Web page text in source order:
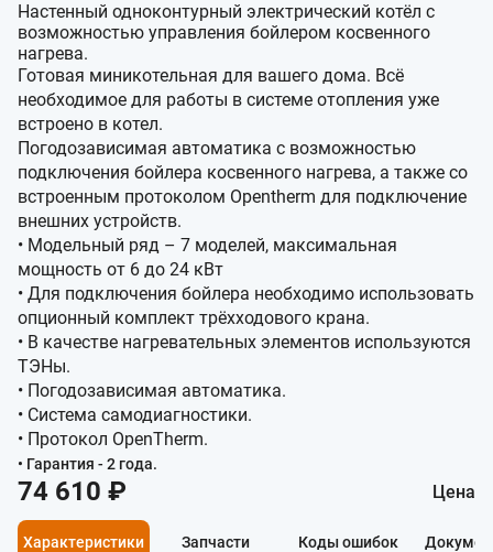
Настенный одноконтурный электрический котёл с
возможностью управления бойлером косвенного
нагрева.
Готовая миникотельная для вашего дома. Всё
необходимое для работы в системе отопления уже
встроено в котел.
Погодозависимая автоматика с возможностью
подключения бойлера косвенного нагрева, а также со
встроенным протоколом Opentherm для подключение
внешних устройств.
• Модельный ряд – 7 моделей, максимальная
мощность от 6 до 24 кВт
• Для подключения бойлера необходимо использовать
опционный комплект трёхходового крана.
• В качестве нагревательных элементов используются
ТЭНы.
• Погодозависимая автоматика.
• Система самодиагностики.
• Протокол OpenTherm.
• Гарантия - 2 года.
74 610 ₽ Цена
Характеристики Запчасти Коды ошибок